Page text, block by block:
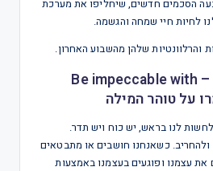
הסכמים חדשים, שיחליפו את מערכת
לחיות חיי שמחה והגשמה.
שלהן מהשבוע האחרון.
ההסכמה הראשונה – Be impeccable with
לנו בראש, יש כוח ויש תדר.
ולהחריב. כשאנחנו חושבים או מתבטאים
את עצמנו ופוגעים בעצמנו באמצעות